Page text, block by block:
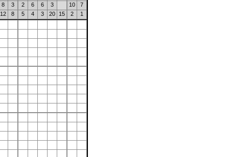
8 3 2 6 6 3 10
7
12 8 5 4 3 20 15 2
1